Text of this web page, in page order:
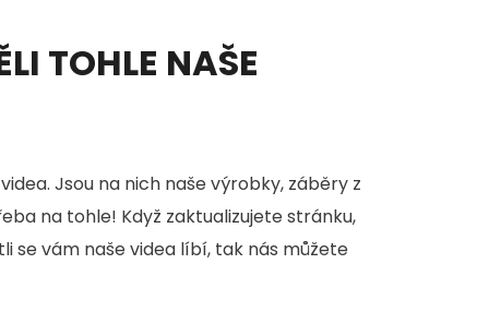
TOHLE NAŠE
Jsou na nich naše výrobky, záběry z
na tohle! Když zaktualizujete stránku,
se vám naše videa líbí, tak nás můžete